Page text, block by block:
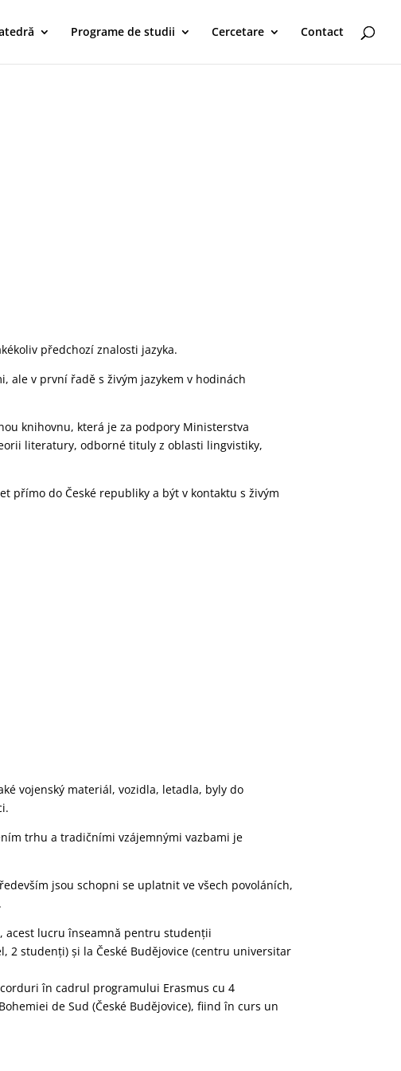
Programe de studii Cercetare Contact
předchozí znalosti jazyka.
ale v první řadě s živým jazykem v hodinách
knihovnu, která je za podpory Ministerstva
literatury, odborné tituly z oblasti lingvistiky,
přímo do České republiky a být v kontaktu s živým
vojenský materiál, vozidla, letadla, byly do
trhu a tradičními vzájemnými vazbami je
jsou schopni se uplatnit ve všech povoláních,
lucru înseamnă pentru studenții
studenți) și la České Budějovice (centru universitar
în cadrul programului Erasmus cu 4
de Sud (České Budějovice), fiind în curs un